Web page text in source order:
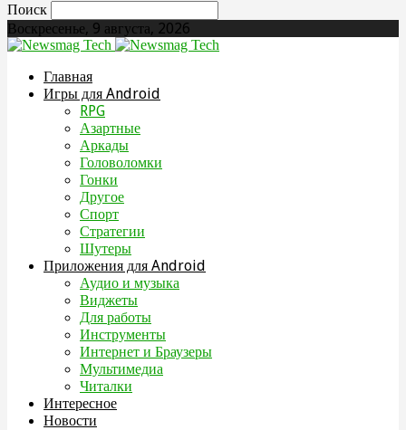
Поиск
Воскресенье, 9 августа, 2026
Главная
Игры для Android
RPG
Азартные
Аркады
Головоломки
Гонки
Другое
Спорт
Стратегии
Шутеры
Приложения для Android
Аудио и музыка
Виджеты
Для работы
Инструменты
Интернет и Браузеры
Мультимедиа
Читалки
Интересное
Новости